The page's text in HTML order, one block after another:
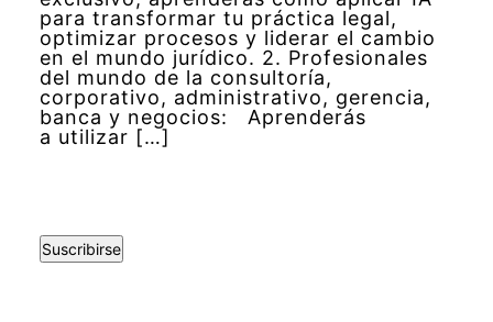
para transformar tu práctica legal,
optimizar procesos y liderar el cambio
en el mundo jurídico. 2. Profesionales
del mundo de la consultoría,
corporativo, administrativo, gerencia,
banca y negocios: Aprenderás
a utilizar […]
Suscribirse